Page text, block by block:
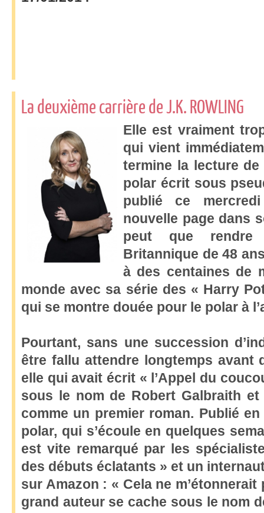
La deuxième carrière de J.K. ROWLING
Elle est vraiment
qui vient
termine la lecture
polar écrit sous
publié ce
nouvelle page dans
peut que rendre
Britannique de 48
à des centaines de
monde avec sa série des « Harry
qui se montre douée pour le polar à
Pourtant, sans une succession
être fallu attendre longtemps avant
elle qui avait écrit « l’Appel du
sous le nom de Robert Galbraith
comme un premier roman. Publié
polar, qui s’écoule en quelques
est vite remarqué par les
des débuts éclatants » et un
sur Amazon : « Cela ne m’étonnerait
grand auteur se cache sous le nom